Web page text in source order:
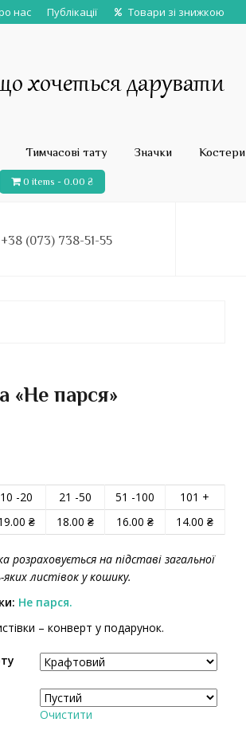
нас Публікації Товари зі знижкою
Тимчасові тату Значки Костери
0 items - 0.00 ₴
+38 (073) 738-51-55
«Не парся»
10 -20 21 -50 51 -100 101 +
₴ 18.00 ₴ 16.00 ₴ 14.00 ₴
розраховується на підставі загальної
яких листівок у кошику.
Не парся.
– конверт у подарунок.
Очистити